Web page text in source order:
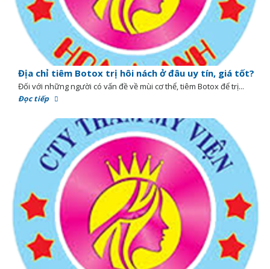
Địa chỉ tiêm Botox trị hôi nách ở đâu uy tín, giá tốt?
Đối với những người có vấn đề về mùi cơ thể, tiêm Botox để trị...
Đọc tiếp